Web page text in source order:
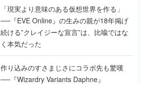
「現実より意味のある仮想世界を作る」
──『EVE Online』の生みの親が18年掲げ
続ける”クレイジーな宣言”は、比喩ではな
く本気だった
作り込みのすさまじさにコラボ先も驚嘆
──『Wizardry Variants Daphne』